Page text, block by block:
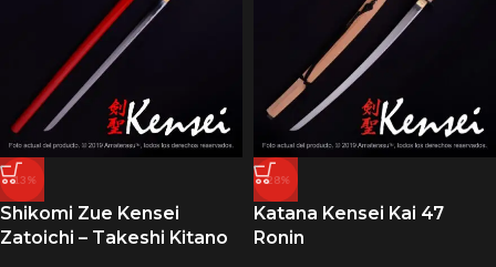
-13%
Shikomi Zue Kensei
Zatoichi – Takeshi Kitano
-28%
Katana Kensei Kai 47
Ronin